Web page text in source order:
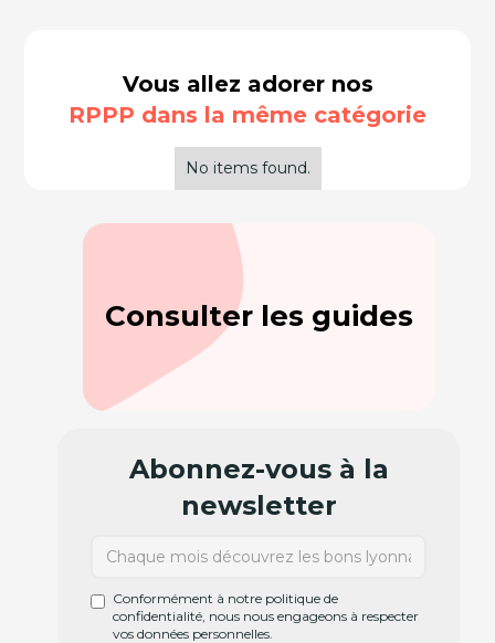
Vous allez adorer nos
RPPP dans la même catégorie
No items found.
Consulter les guides
Abonnez-vous à la
newsletter
Conformément à notre politique de
confidentialité, nous nous engageons à respecter
vos données personnelles.